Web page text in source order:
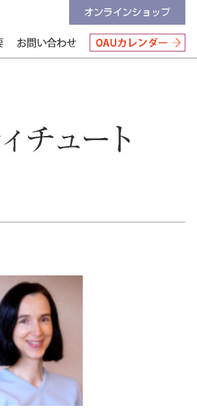
会社情報 お問い合わせ